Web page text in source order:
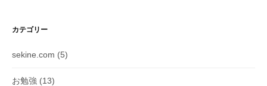
カテゴリー
sekine.com (5)
お勉強 (13)